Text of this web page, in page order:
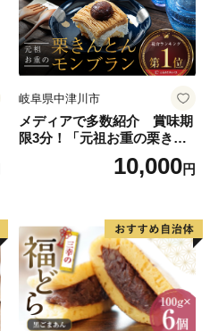
岐阜県中津川市
メディアで多数紹介 賞味期
限3分！「元祖お重の栗きん
とんモンブラン」 【未来の
ご褒美】スイーツ 栗 モンブ
子 菓子 F4N-2298
10,000円